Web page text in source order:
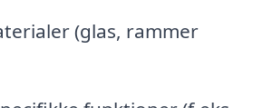
(glas, rammer